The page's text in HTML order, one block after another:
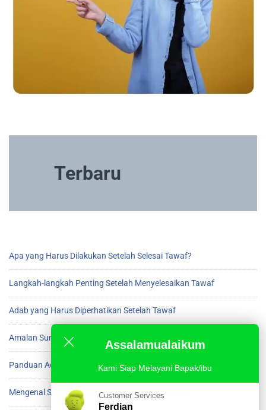
Terbaru
Apa yang Harus Dilakukan Setelah Selesai Tawaf?
Langkah-langkah Penting Setelah Menyelesaikan Tawaf
Adab yang Harus Diperhatikan Setelah Tawaf
Amalan Sunnah Setelah Beres Tawaf di Ka’bah
Panduan Adab Setelah Menyelesaikan Tawaf
Mengenal Scam Umroh dan Cara Menghindarinya
Assalamualaikum
Kami Siap Melayani Bapak/ibu
Customer Services
Ferdian